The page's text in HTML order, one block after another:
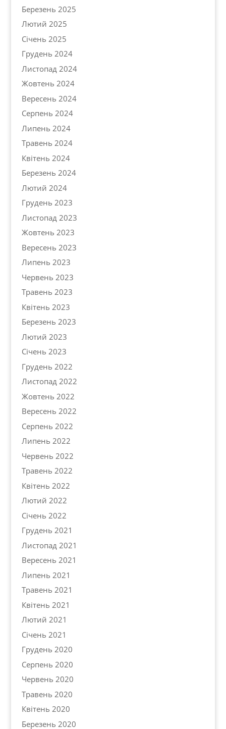
Березень 2025
Лютий 2025
Січень 2025
Грудень 2024
Листопад 2024
Жовтень 2024
Вересень 2024
Серпень 2024
Липень 2024
Травень 2024
Квітень 2024
Березень 2024
Лютий 2024
Грудень 2023
Листопад 2023
Жовтень 2023
Вересень 2023
Липень 2023
Червень 2023
Травень 2023
Квітень 2023
Березень 2023
Лютий 2023
Січень 2023
Грудень 2022
Листопад 2022
Жовтень 2022
Вересень 2022
Серпень 2022
Липень 2022
Червень 2022
Травень 2022
Квітень 2022
Лютий 2022
Січень 2022
Грудень 2021
Листопад 2021
Вересень 2021
Липень 2021
Травень 2021
Квітень 2021
Лютий 2021
Січень 2021
Грудень 2020
Серпень 2020
Червень 2020
Травень 2020
Квітень 2020
Березень 2020